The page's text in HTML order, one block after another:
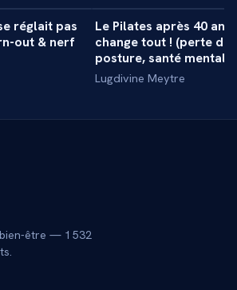
+
réglait pas
out & nerf
MASTERCLASS
Le Pilates après 40 ans
change tout ! (perte de
posture, santé
Lugdivine Meytre
bien-être — 1 532